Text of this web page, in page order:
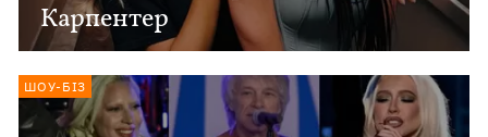
Карпентер
ШОУ-БІЗ